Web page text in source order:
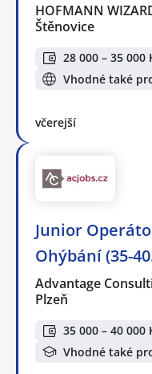
HOFMANN
Štěnovice
28 000 – 35 000
Vhodné také
včerejší
Junior
Ohýbání (35-
Advantage
Plzeň
35 000 – 40 000
Vhodné také